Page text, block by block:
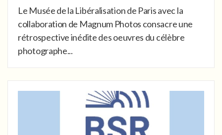
Le Musée de la Libéralisation de Paris avec la
collaboration de Magnum Photos consacre une
rétrospective inédite des oeuvres du célèbre
photographe...